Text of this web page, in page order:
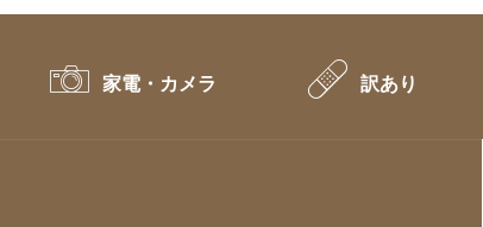
家電・カメラ 訳あり